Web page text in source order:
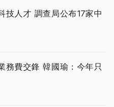
技人才 調查局公布17家中
務費交鋒 韓國瑜：今年只